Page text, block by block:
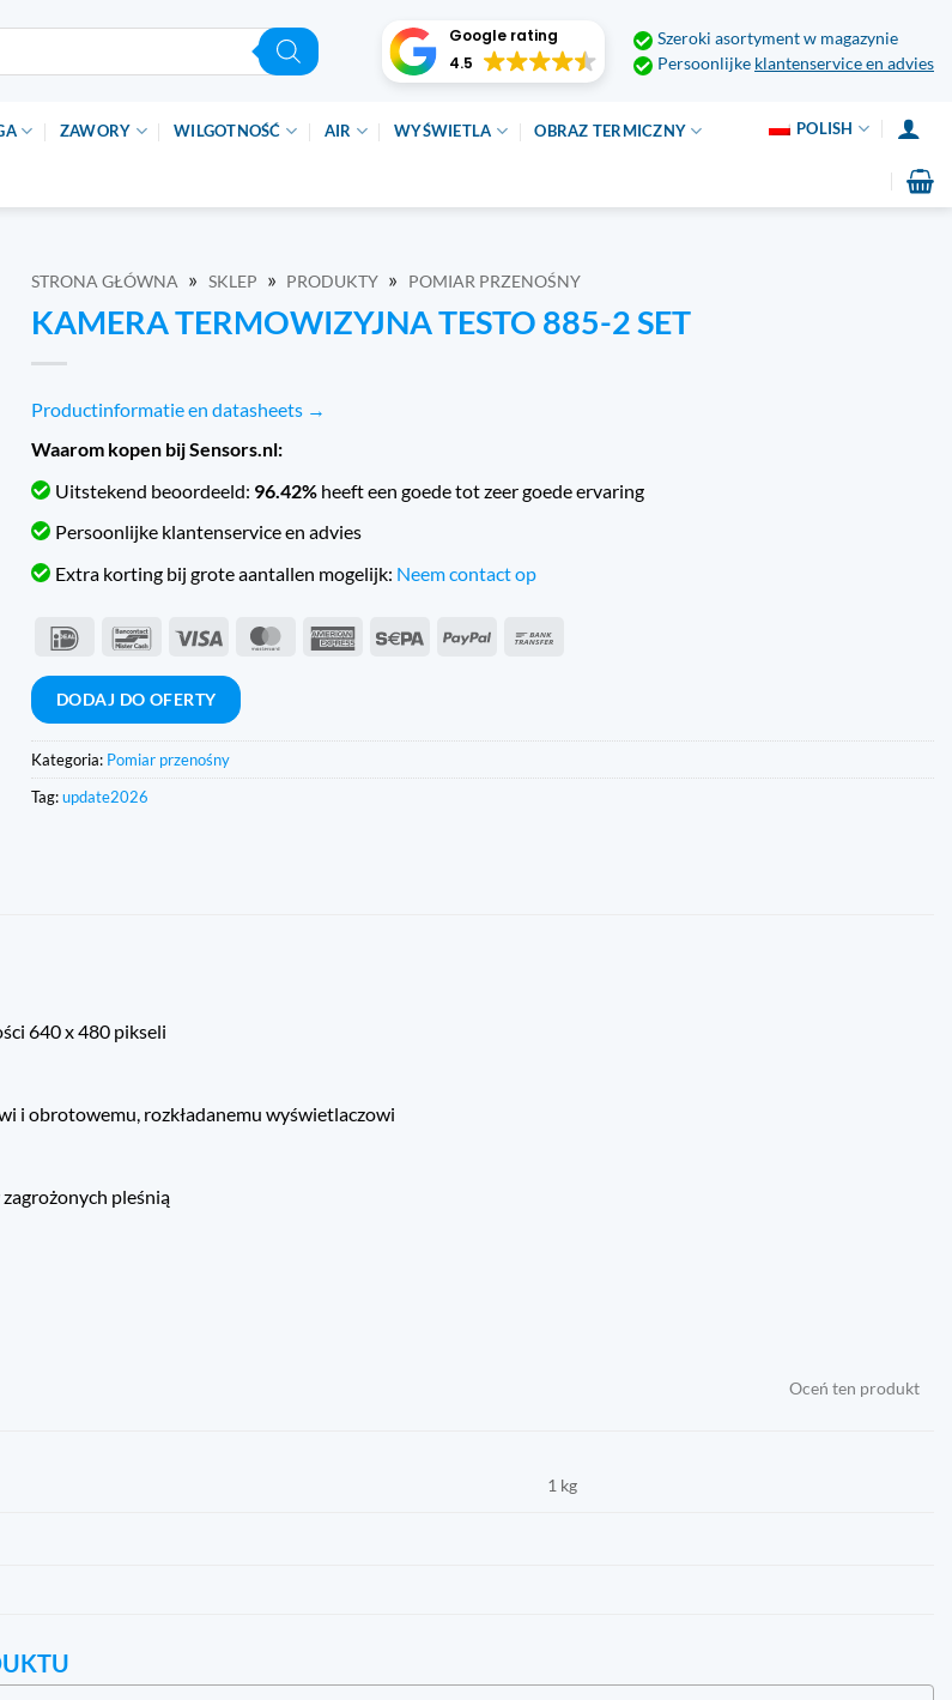
Google rating
4.5
Szeroki asortyment w magazynie
Persoonlijke klantenservice en advies
ZAWORY WILGOTNOŚĆ AIR WYŚWIETLA OBRAZ TERMICZNY POLISH
STRONA GŁÓWNA » SKLEP » PRODUKTY » POMIAR PRZENOŚNY
KAMERA TERMOWIZYJNA TESTO 885-2 SET
Productinformatie en datasheets →
Waarom kopen bij Sensors.nl:
Uitstekend beoordeeld: 96.42% heeft een goede tot zeer goede ervaring
Persoonlijke klantenservice en advies
Extra korting bij grote aantallen mogelijk: Neem contact op
IDeal BancontactWiza MasterCardAmerican Sepa PayPal
DODAJ DO OFERTY
Kategoria: Pomiar przenośny
Tag:update2026
640 x 480 pikseli
i obrotowemu, rozkładanemu wyświetlaczowi
pleśnią
Oceń ten produkt
1 kg